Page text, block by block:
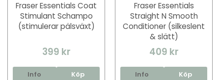
Fraser Essentials Coat
Stimulant Schampo
(stimulerar pälsväxt)
399 kr
Info Köp
Fraser Essentials
Straight N Smooth
Conditioner (silkeslent
& slätt)
409 kr
Info Köp